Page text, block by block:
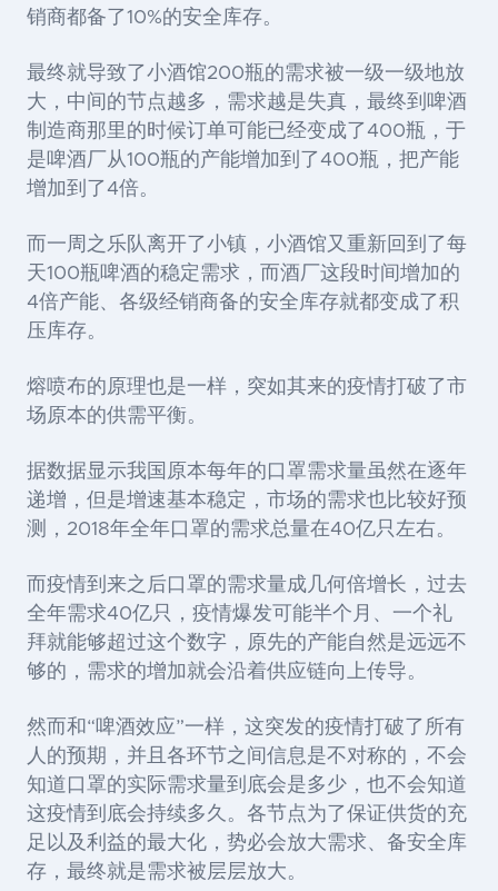
销商都备了10%的安全库存。
最终就导致了小酒馆200瓶的需求被一级一级地放
大，中间的节点越多，需求越是失真，最终到啤酒
制造商那里的时候订单可能已经变成了400瓶，于
是啤酒厂从100瓶的产能增加到了400瓶，把产能
增加到了4倍。
而一周之乐队离开了小镇，小酒馆又重新回到了每
天100瓶啤酒的稳定需求，而酒厂这段时间增加的
4倍产能、各级经销商备的安全库存就都变成了积
压库存。
熔喷布的原理也是一样，突如其来的疫情打破了市
场原本的供需平衡。
据数据显示我国原本每年的口罩需求量虽然在逐年
递增，但是增速基本稳定，市场的需求也比较好预
测，2018年全年口罩的需求总量在40亿只左右。
而疫情到来之后口罩的需求量成几何倍增长，过去
全年需求40亿只，疫情爆发可能半个月、一个礼
拜就能够超过这个数字，原先的产能自然是远远不
够的，需求的增加就会沿着供应链向上传导。
然而和“啤酒效应”一样，这突发的疫情打破了所有
人的预期，并且各环节之间信息是不对称的，不会
知道口罩的实际需求量到底会是多少，也不会知道
这疫情到底会持续多久。各节点为了保证供货的充
足以及利益的最大化，势必会放大需求、备安全库
存，最终就是需求被层层放大。